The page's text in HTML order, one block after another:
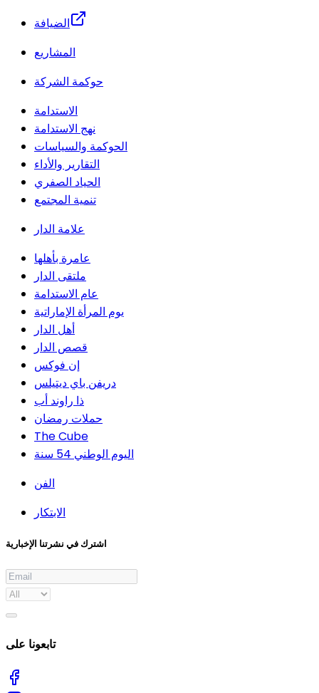
الضيافة
المشاريع
حوكمة الشركة
الاستدامة
نهج الاستدامة
الحوكمة والسياسات
التقارير والأداء
الحياد الصفري
تنمية المجتمع
علامة الدار
عامرة بأهلها
ملتقى الدار
عام الاستدامة
يوم المرأة الإماراتية
أهل الدار
قصص الدار
إن فوكس
دريفن باي ديتيلس
ذا راوند أب
حملات رمضان
The Cube
اليوم الوطني 54 سنة
الفن
الابتكار
اشترك في نشرتنا الإخبارية
تابعونا على